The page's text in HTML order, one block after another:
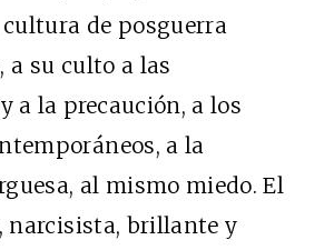
de posguerra
a su culto a las
a la precaución, a los
a la
al mismo miedo. El
narcisista, brillante y